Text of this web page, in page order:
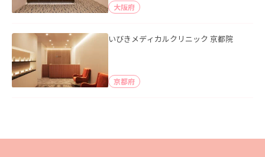
大阪府
いびきメディカルクリニック 京都院
京都府